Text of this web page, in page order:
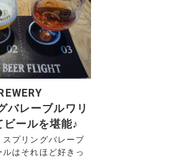
バレーブルワリ
ールを堪能♪
プリングバレーブ
はそれほど好きっ